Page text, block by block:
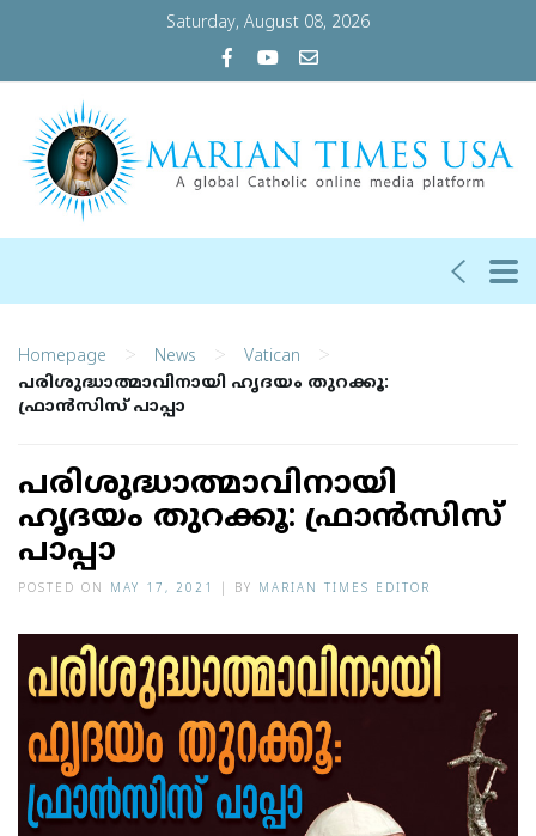
Saturday, August 08, 2026
Homepage > News > Vatican >
പരിശുദ്ധാത്മാവിനായി ഹൃദയം തുറക്കൂ:
ഫ്രാന്‍സിസ് പാപ്പാ
പരിശുദ്ധാത്മാവിനായി
ഹൃദയം തുറക്കൂ: ഫ്രാന്‍സിസ്
പാപ്പാ
POSTED ON MAY 17, 2021 BY MARIAN TIMES EDITOR